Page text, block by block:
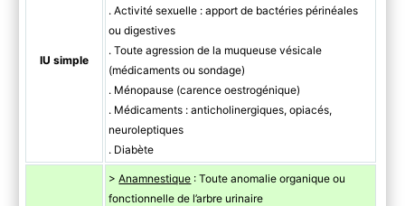
IU simple
. Activité sexuelle : apport de bactéries périnéales
ou digestives
. Toute agression de la muqueuse vésicale
(médicaments ou sondage)
. Ménopause (carence oestrogénique)
. Médicaments : anticholinergiques, opiacés,
neuroleptiques
. Diabète
>Anamnestique : Toute anomalie organique ou
fonctionnelle de l’arbre urinaire